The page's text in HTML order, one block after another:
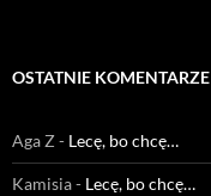
OSTATNIE KOMENTARZE
Aga Z- Lecę, bo chcę…
Kamisia- Lecę, bo chcę…